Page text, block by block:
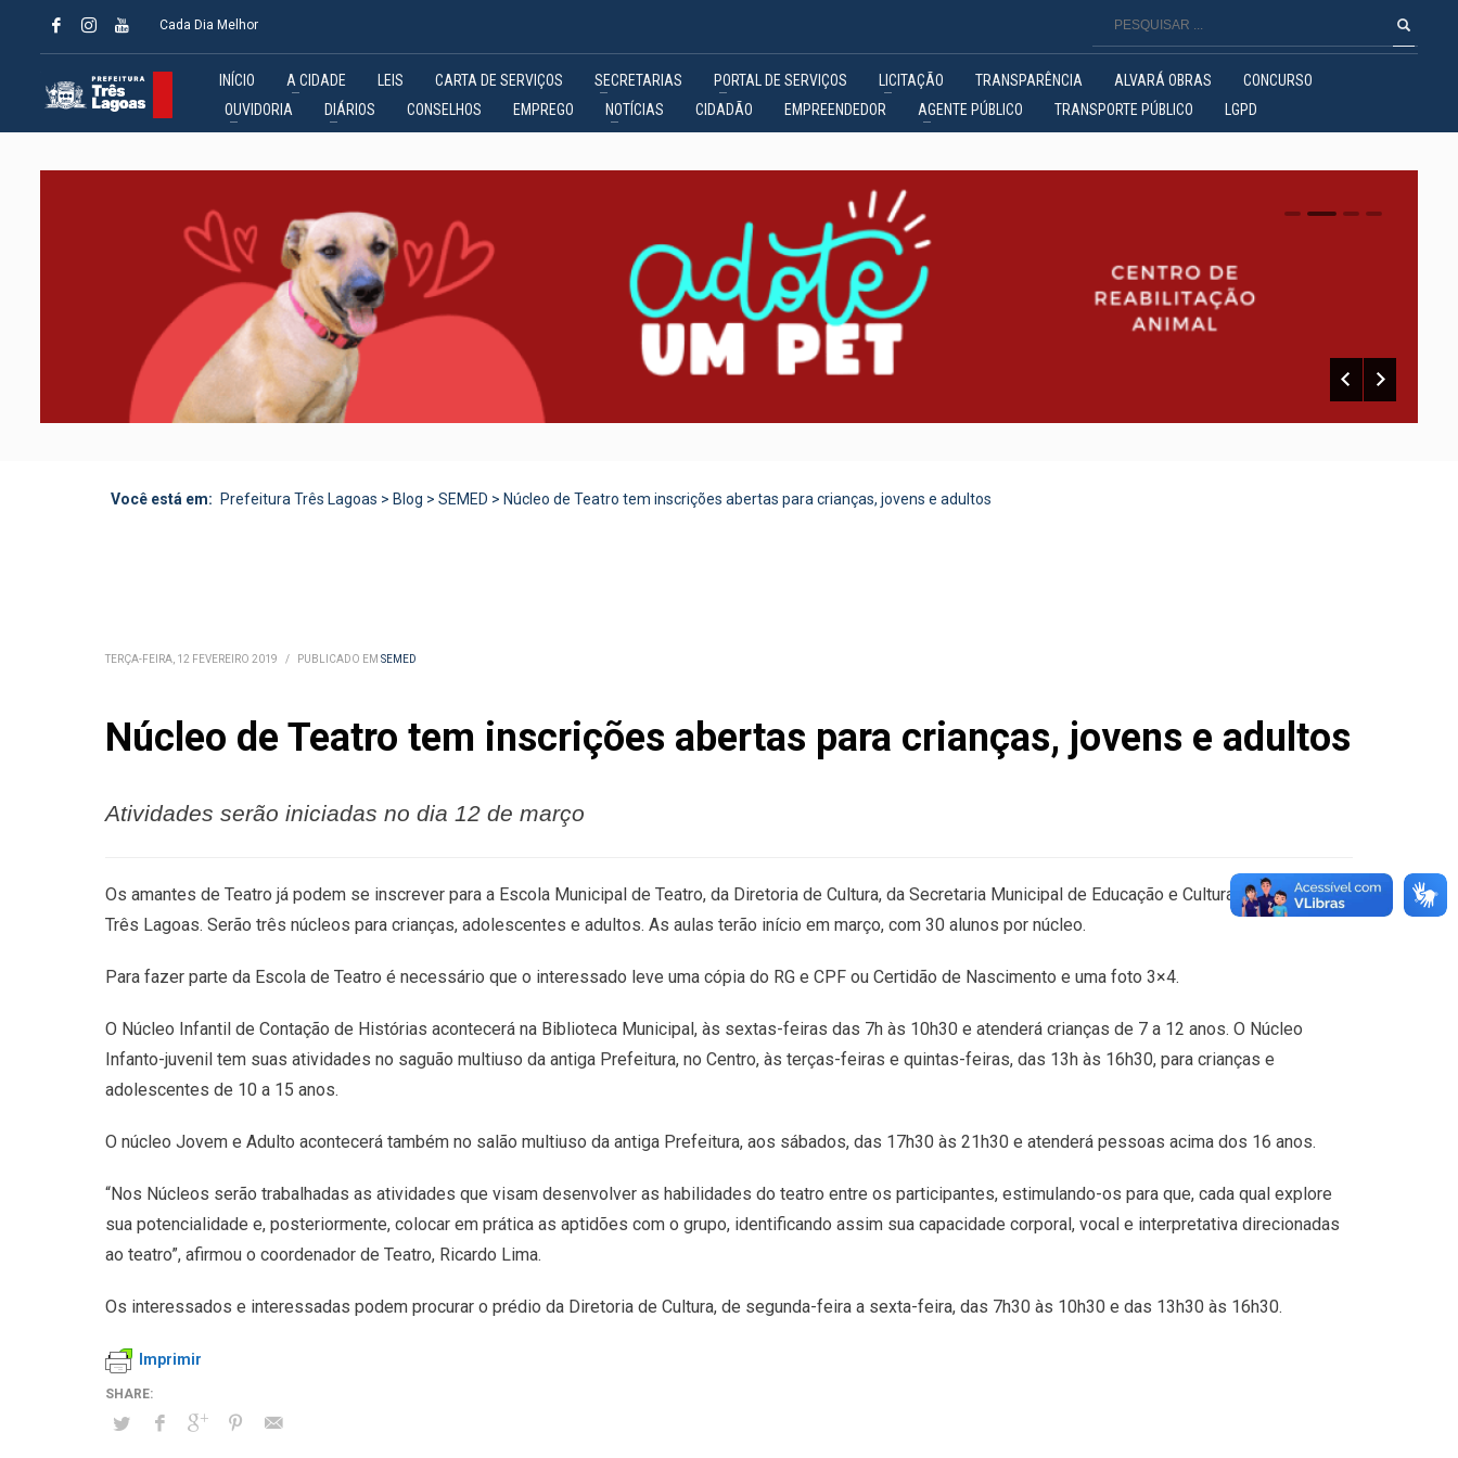
Cada Dia Melhor
INÍCIO A CIDADE LEIS CARTA DE SERVIÇOS SECRETARIAS PORTAL DE SERVIÇOS LICITAÇÃO TRANSPARÊNCIA ALVARÁ OBRAS
CONCURSO
OUVIDORIA
DIÁRIOS CONSELHOS EMPREGO NOTÍCIAS CIDADÃO EMPREENDEDOR AGENTE PÚBLICO TRANSPORTE PÚBLICO LGPD
0 1 2
Você está em: Prefeitura Três Lagoas > Blog > SEMED > Núcleo de Teatro tem inscrições abertas para crianças, jovens e adultos
TERÇA-FEIRA, 12 FEVEREIRO 2019 / PUBLICADO EM SEMED
Núcleo de Teatro tem inscrições abertas para crianças, jovens e adultos
Atividades serão iniciadas no dia 12 de março
Os amantes de Teatro já podem se inscrever para a Escola Municipal de Teatro, da Diretoria de Cultura, da Secretaria Municipal de Educação e Cultura (SEMEC), em
Três Lagoas. Serão três núcleos para crianças, adolescentes e adultos. As aulas terão início em março, com 30 alunos por núcleo.
Para fazer parte da Escola de Teatro é necessário que o interessado leve uma cópia do RG e CPF ou Certidão de Nascimento e uma foto 3×4.
O Núcleo Infantil de Contação de Histórias acontecerá na Biblioteca Municipal, às sextas-feiras das 7h às 10h30 e atenderá crianças de 7 a 12 anos. O Núcleo
Infanto-juvenil tem suas atividades no saguão multiuso da antiga Prefeitura, no Centro, às terças-feiras e quintas-feiras, das 13h às 16h30, para crianças e
adolescentes de 10 a 15 anos.
O núcleo Jovem e Adulto acontecerá também no salão multiuso da antiga Prefeitura, aos sábados, das 17h30 às 21h30 e atenderá pessoas acima dos 16 anos.
“Nos Núcleos serão trabalhadas as atividades que visam desenvolver as habilidades do teatro entre os participantes, estimulando-os para que, cada qual explore
sua potencialidade e, posteriormente, colocar em prática as aptidões com o grupo, identificando assim sua capacidade corporal, vocal e interpretativa direcionadas
ao teatro”, afirmou o coordenador de Teatro, Ricardo Lima.
Os interessados e interessadas podem procurar o prédio da Diretoria de Cultura, de segunda-feira a sexta-feira, das 7h30 às 10h30 e das 13h30 às 16h30.
Imprimir